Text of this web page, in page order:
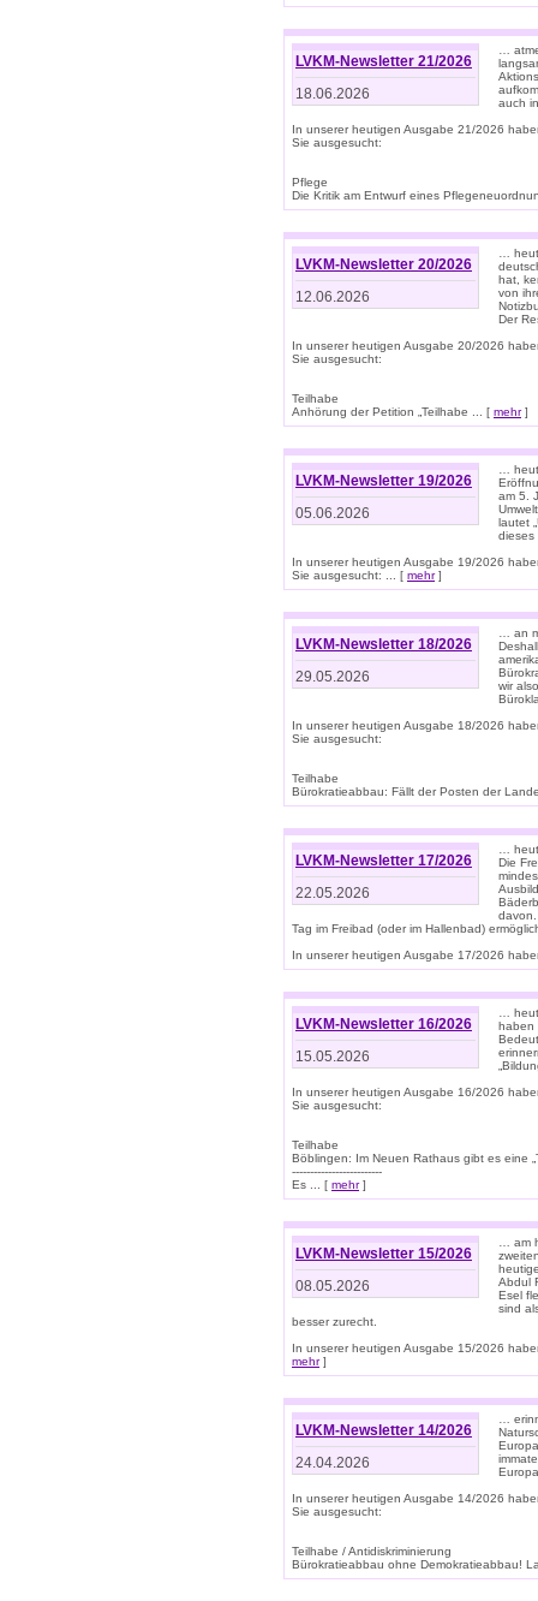
LVKM-Newsletter 21/2026
18.06.2026
…
auch
In unserer heutigen Ausgabe 21/2026
Sie ausgesucht:
Pflege
Die Kritik am Entwurf eines
LVKM-Newsletter 20/2026
12.06.2026
…
hat,
von
Der
In unserer heutigen Ausgabe 20/2026
Sie ausgesucht:
Teilhabe
Anhörung der Petition „Teilhabe ... [ mehr]
LVKM-Newsletter 19/2026
05.06.2026
…
am 5.
lautet
dieses
In unserer heutigen Ausgabe 19/2026
Sie ausgesucht: ... [ mehr]
LVKM-Newsletter 18/2026
29.05.2026
… an
wir
In unserer heutigen Ausgabe 18/2026
Sie ausgesucht:
Teilhabe
Bürokratieabbau: Fällt der Posten der
LVKM-Newsletter 17/2026
22.05.2026
…
Die
davon.
Tag im Freibad (oder im Hallenbad)
In unserer heutigen Ausgabe 17/2026
LVKM-Newsletter 16/2026
15.05.2026
…
haben
In unserer heutigen Ausgabe 16/2026
Sie ausgesucht:
Teilhabe
Böblingen: Im Neuen Rathaus gibt es eine
-------------------------
Es ... [ mehr]
LVKM-Newsletter 15/2026
08.05.2026
… am
Abdul
Esel
sind
besser zurecht.
In unserer heutigen Ausgabe 15/2026
mehr]
LVKM-Newsletter 14/2026
24.04.2026
…
In unserer heutigen Ausgabe 14/2026
Sie ausgesucht:
Teilhabe / Antidiskriminierung
Bürokratieabbau ohne Demokratieabbau!